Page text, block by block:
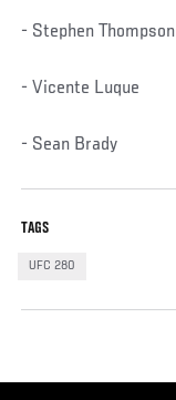
- Stephen Thompson
- Vicente Luque
- Sean Brady
TAGS
UFC 280